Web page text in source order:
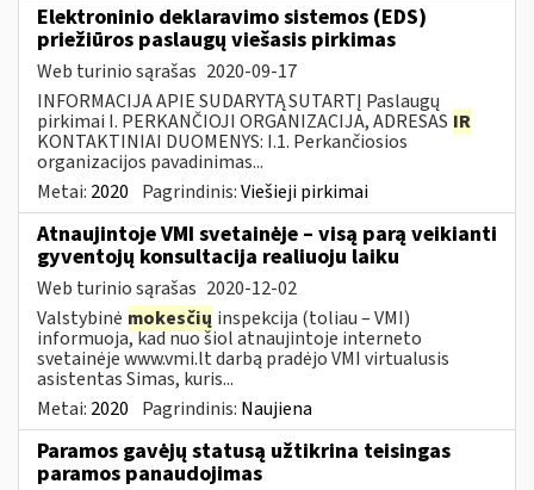
Elektroninio deklaravimo sistemos (EDS)
priežiūros paslaugų viešasis pirkimas
Web turinio sąrašas 2020-09-17
INFORMACIJA APIE SUDARYTĄ SUTARTĮ Paslaugų
pirkimai I. PERKANČIOJI ORGANIZACIJA, ADRESAS IR
KONTAKTINIAI DUOMENYS: I.1. Perkančiosios
organizacijos pavadinimas...
Metai: 2020 Pagrindinis:Viešieji pirkimai
Atnaujintoje VMI svetainėje – visą parą veikianti
gyventojų konsultacija realiuoju laiku
Web turinio sąrašas 2020-12-02
Valstybinė mokesčių inspekcija (toliau – VMI)
informuoja, kad nuo šiol atnaujintoje interneto
svetainėje www.vmi.lt darbą pradėjo VMI virtualusis
asistentas Simas, kuris...
Metai: 2020 Pagrindinis: Naujiena
Paramos gavėjų statusą užtikrina teisingas
paramos panaudojimas